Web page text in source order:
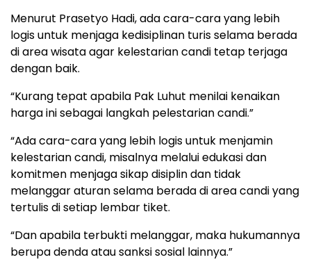
Menurut Prasetyo Hadi, ada cara-cara yang lebih
logis untuk menjaga kedisiplinan turis selama berada
di area wisata agar kelestarian candi tetap terjaga
dengan baik.
“Kurang tepat apabila Pak Luhut menilai kenaikan
harga ini sebagai langkah pelestarian candi.”
“Ada cara-cara yang lebih logis untuk menjamin
kelestarian candi, misalnya melalui edukasi dan
komitmen menjaga sikap disiplin dan tidak
melanggar aturan selama berada di area candi yang
tertulis di setiap lembar tiket.
“Dan apabila terbukti melanggar, maka hukumannya
berupa denda atau sanksi sosial lainnya.”